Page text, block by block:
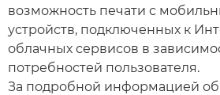
возможность печати с
устройств, подключенных к
облачных сервисов в
потребностей пользователя.
За подробной информацией